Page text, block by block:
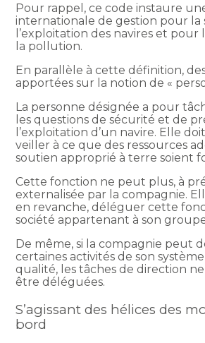
Pour rappel, ce code instaure
internationale de gestion pour la
l’exploitation des navires et
la pollution.
En parallèle à cette définition,
apportées sur la notion de «
La personne désignée a pour
les questions de sécurité et de
l’exploitation d’un navire. Elle
veiller à ce que des ressources
soutien approprié à terre soient
Cette fonction ne peut plus, à
externalisée par la compagnie.
en revanche, déléguer cette
société appartenant à son
De même, si la compagnie peut
certaines activités de son
qualité, les tâches de direction
être déléguées.
S’agissant des hélices des
bord